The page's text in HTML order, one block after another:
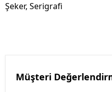
Şeker, Serigrafi
Müşteri